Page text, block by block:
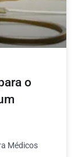
o
Médicos